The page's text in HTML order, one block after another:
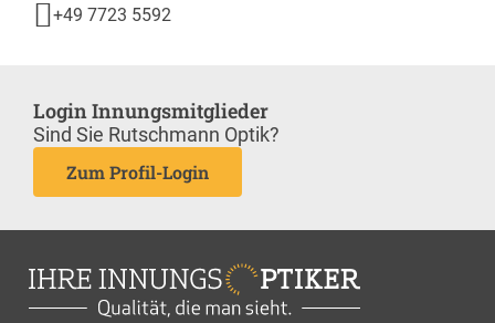
+49 7723 5592
Login Innungsmitglieder
Sind Sie Rutschmann Optik?
Zum Profil-Login